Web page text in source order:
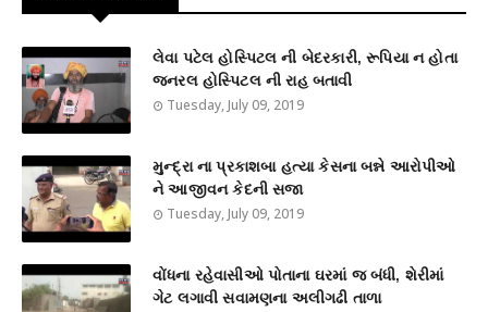
લેવા પટેલ હોસ્પિટલ ની બેદરકારી, રૂપિયા ન હોતા
જનરલ હોસ્પિટલ ની રાહ બતાવી
Tuesday, July 09, 2019
મુન્દ્રા ના પ્રકાશબા હત્યા કેસના બન્ને આરોપીઓ
ને આજીવન કેદની સજા
Tuesday, July 09, 2019
વોંધના રહેવાસીઓ પોતાના ઘરમાં જ બંધી, શેરીમાં
ગેટ લગાવી સવામણના અલીગઢી તાળા